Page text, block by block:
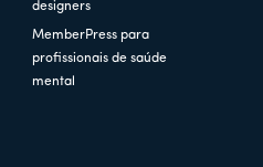
designers
MemberPress para
profissionais de saúde
mental